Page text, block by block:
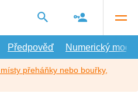
Předpověď Numerický model
přeháňky nebo bouřky,